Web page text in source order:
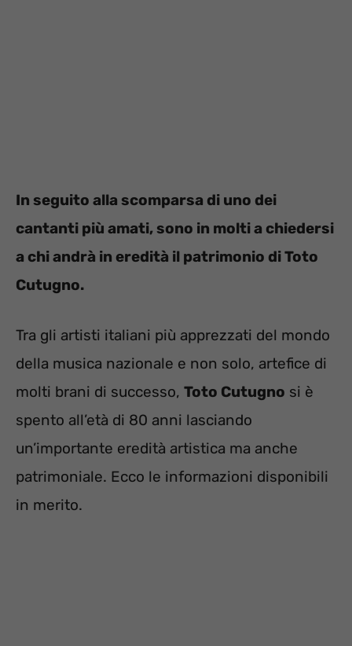
In seguito alla scomparsa di uno dei
cantanti più amati, sono in molti a chiedersi
a chi andrà in eredità il patrimonio di Toto
Cutugno.
Tra gli artisti italiani più apprezzati del mondo
della musica nazionale e non solo, artefice di
molti brani di successo, Toto Cutugno si è
spento all’età di 80 anni lasciando
un’importante eredità artistica ma anche
patrimoniale. Ecco le informazioni disponibili
in merito.